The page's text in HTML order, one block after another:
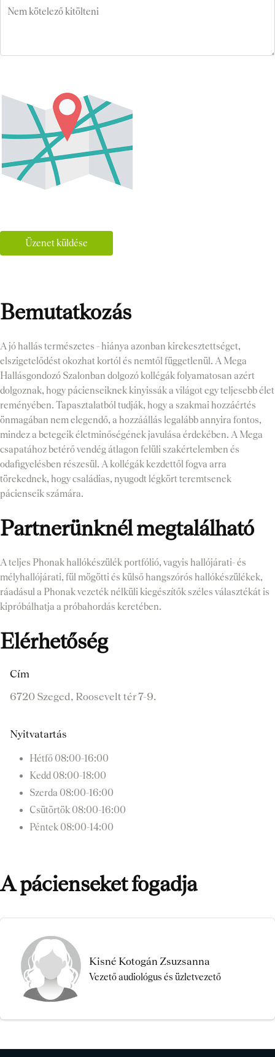
Üzenet küldése
Bemutatkozás
A jó hallás természetes - hiánya azonban kirekesztettséget,
elszigetelődést okozhat kortól és nemtől függetlenül. A Mega
Hallásgondozó Szalonban dolgozó kollégák folyamatosan azért
dolgoznak, hogy pácienseiknek kinyissák a világot egy teljesebb élet
reményében. Tapasztalatból tudják, hogy a szakmai hozzáértés
önmagában nem elegendő, a hozzáállás legalább annyira fontos,
mindez a betegeik életminőségének javulása érdekében. A Mega
csapatához betérő vendég átlagon felüli szakértelemben és
odafigyelésben részesül. A kollégák kezdettől fogva arra
törekednek, hogy családias, nyugodt légkört teremtsenek
pácienseik számára.
Partnerünknél megtalálható
A teljes Phonak hallókészülék portfólió, vagyis hallójárati- és
mélyhallójárati, fül mögötti és külső hangszórós hallókészülékek,
ráadásul a Phonak vezeték nélküli kiegészítők széles választékát is
kipróbálhatja a próbahordás keretében.
Elérhetőség
Cím
6720 Szeged, Roosevelt tér 7-9.
Nyitvatartás
Hétfő 08:00-16:00
Kedd 08:00-18:00
Szerda 08:00-16:00
Csütörtök 08:00-16:00
Péntek 08:00-14:00
A pácienseket fogadja
Kisné Kotogán Zsuzsanna
Vezető audiológus és üzletvezető